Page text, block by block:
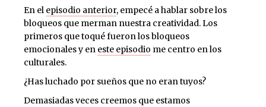
En el episodio anterior, empecé a hablar sobre los
bloqueos que merman nuestra creatividad. Los
primeros que toqué fueron los bloqueos
emocionales y en este episodio me centro en los
culturales.
¿Has luchado por sueños que no eran tuyos?
Demasiadas veces creemos que estamos